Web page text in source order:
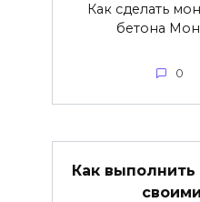
Как сделать
бетона
0
Как выполнить